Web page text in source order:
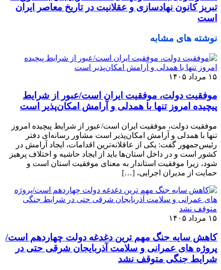
تبریز کانون نهادسازی و عقلانیت در تاریخ معاصر ایران
است
نوشته های مشابه
۱۵ مرداد ۱۴۰۵
موفقیت دولت، موفقیت ایران است/عبور از شرایط
پیچیده امروز تنها با همدلی و آرامش امکان‌پذیر است
موفقیت دولت، موفقیت ایران است/عبور از شرایط پیچیده امروز
تنها با همدلی و آرامش امکان‌پذیر است مشاور رسانه‌ای دفتر
رئیس‌جمهور گفت: یکی از عاقلانه‌ترین اقدامات، ایجاد آرامش در
کشور است و در داخل استان‌ها باید از ایجاد حاشیه و اختلاف پرهیز
شود، زیرا موفقیت استاندار به معنای موفقیت استان است و
حمایت از مدیران اجرایی، […]
۱۵ مرداد ۱۴۰۵
کاهش سایه جنگ مهم ‌ترین دغدغه دولت چهاردهم است/
پروژه ‌های عمرانی و سلامت آذربایجان شرقی حتی در
شرایط جنگی متوقف نشد